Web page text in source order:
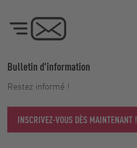
Bulletin d'information
Restez informé !
INSCRIVEZ-VOUS DÈS MAINTENANT !